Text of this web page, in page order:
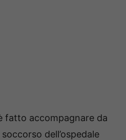
fatto accompagnare da
dell’ospedale